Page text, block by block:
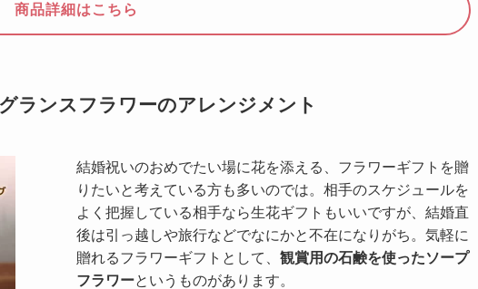
商品詳細はこちら
ランスフラワーのアレンジメント
結婚祝いのおめでたい場に花を添える、フラワーギフトを贈
りたいと考えている方も多いのでは。相手のスケジュールを
よく把握している相手なら生花ギフトもいいですが、結婚直
後は引っ越しや旅行などでなにかと不在になりがち。気軽に
贈れるフラワーギフトとして、 観賞用の石鹸を使ったソープ
フラワーというものがあります。